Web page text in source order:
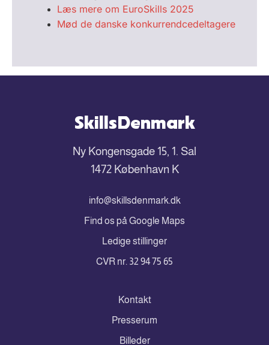
Læs mere om EuroSkills 2025
Mød de danske konkurrendcedeltagere
SkillsDenmark
Ny Kongensgade 15, 1. Sal
1472 København K
info@skillsdenmark.dk
Find os på Google Maps
Ledige stillinger
CVR nr. 32 94 75 65
Kontakt
Presserum
Billeder